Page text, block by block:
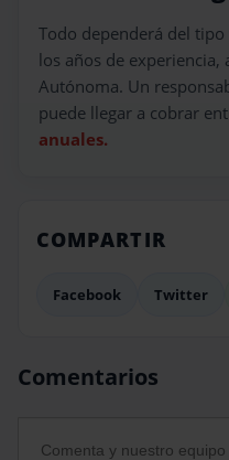
Todo dependerá del
los años de experiencia,
Autónoma. Un
puede llegar a cobrar
anuales.
COMPARTIR
Facebook Twitter
Comentarios